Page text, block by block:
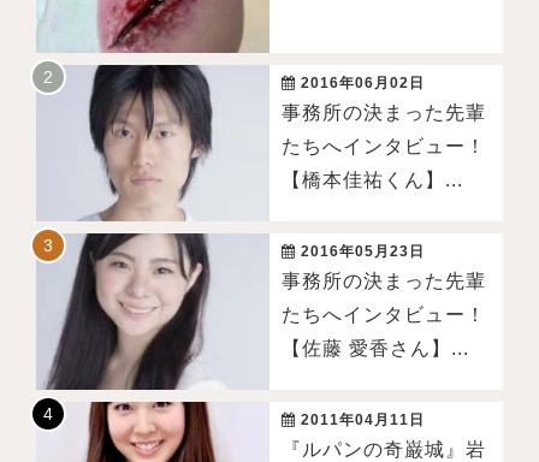
2016年06月02日
事務所の決まった先輩
たちへインタビュー！
【橋本佳祐くん】...
2016年05月23日
事務所の決まった先輩
たちへインタビュー！
【佐藤 愛香さん】...
2011年04月11日
『ルパンの奇巌城』岩